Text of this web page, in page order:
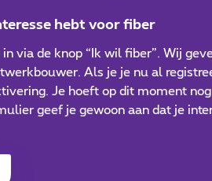
hebt voor fiber
via de knop “Ik wil fiber”. Wij
Als je je nu al
Je hoeft op dit moment
geef je gewoon aan dat je